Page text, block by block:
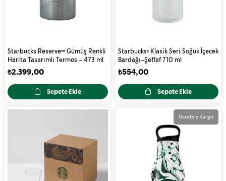
Starbucks Reserve™ Gümüş Renkli
Harita Tasarımlı Termos - 473 ml
₺2.399,00
Sepete Ekle
Starbucks® Klasik Seri Soğuk İçecek
Bardağı-Şeffaf 710 ml
₺554,00
Sepete Ekle
Ücretsiz Kargo